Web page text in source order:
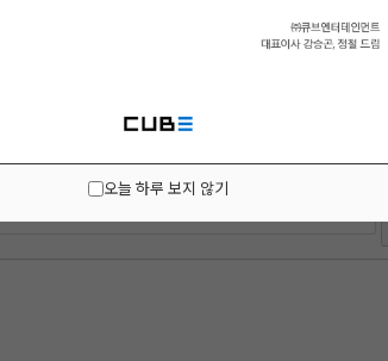
오늘 하루 보지 않기